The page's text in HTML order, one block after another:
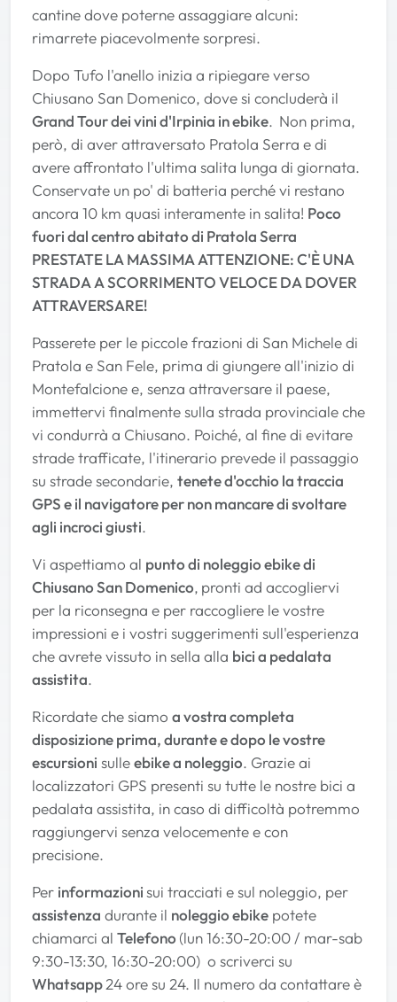
cantine dove poterne assaggiare alcuni:
rimarrete piacevolmente sorpresi.
Dopo Tufo l'anello inizia a ripiegare verso
Chiusano San Domenico, dove si concluderà il
Grand Tour dei vini d'Irpinia in ebike. Non prima,
però, di aver attraversato Pratola Serra e di
avere affrontato l'ultima salita lunga di giornata.
Conservate un po' di batteria perché vi restano
ancora 10 km quasi interamente in salita! Poco
fuori dal centro abitato di Pratola Serra
PRESTATE LA MASSIMA ATTENZIONE: C'È UNA
STRADA A SCORRIMENTO VELOCE DA DOVER
ATTRAVERSARE!
Passerete per le piccole frazioni di San Michele di
Pratola e San Fele, prima di giungere all'inizio di
Montefalcione e, senza attraversare il paese,
immettervi finalmente sulla strada provinciale che
vi condurrà a Chiusano. Poiché, al fine di evitare
strade trafficate, l'itinerario prevede il passaggio
su strade secondarie, tenete d'occhio la traccia
GPS e il navigatore per non mancare di svoltare
agli incroci giusti.
Vi aspettiamo al punto di noleggio ebike di
Chiusano San Domenico, pronti ad accogliervi
per la riconsegna e per raccogliere le vostre
impressioni e i vostri suggerimenti sull'esperienza
che avrete vissuto in sella alla bici a pedalata
assistita.
Ricordate che siamo a vostra completa
disposizione prima, durante e dopo le vostre
escursioni sulleebike a noleggio. Grazie ai
localizzatori GPS presenti su tutte le nostre bici a
pedalata assistita, in caso di difficoltà potremmo
raggiungervi senza velocemente e con
precisione.
Per informazionisui tracciati e sul noleggio, per
assistenza durante il noleggio ebike potete
chiamarci al Telefono (lun 16:30-20:00 / mar-sab
9:30-13:30, 16:30-20:00) o scriverci su
Whatsapp24 ore su 24. Il numero da contattare è